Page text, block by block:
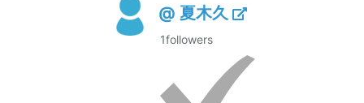
@ 夏木久
1followers